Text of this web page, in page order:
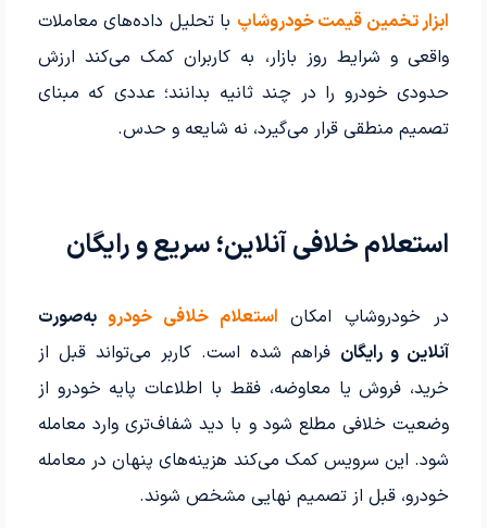
ابزار تخمین قیمت خودروشاپ با تحلیل داده‌های معاملات
واقعی و شرایط روز بازار، به کاربران کمک می‌کند ارزش
حدودی خودرو را در چند ثانیه بدانند؛ عددی که مبنای
تصمیم منطقی قرار می‌گیرد، نه شایعه و حدس.
استعلام خلافی آنلاین؛ سریع و رایگان
در خودروشاپ امکان استعلام خلافی خودروبه‌صورت
آنلاین و رایگان فراهم شده است. کاربر می‌تواند قبل از
خرید، فروش یا معاوضه، فقط با اطلاعات پایه خودرو از
وضعیت خلافی مطلع شود و با دید شفاف‌تری وارد معامله
شود. این سرویس کمک می‌کند هزینه‌های پنهان در معامله
خودرو، قبل از تصمیم نهایی مشخص شوند.